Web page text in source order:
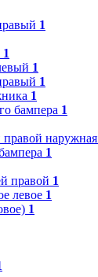
1
1
1
1
1
бампера 1
правой наружная
1
правой 1
левое 1
1